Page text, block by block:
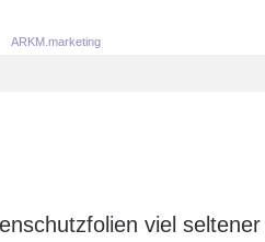
ARKM.marketing
viel